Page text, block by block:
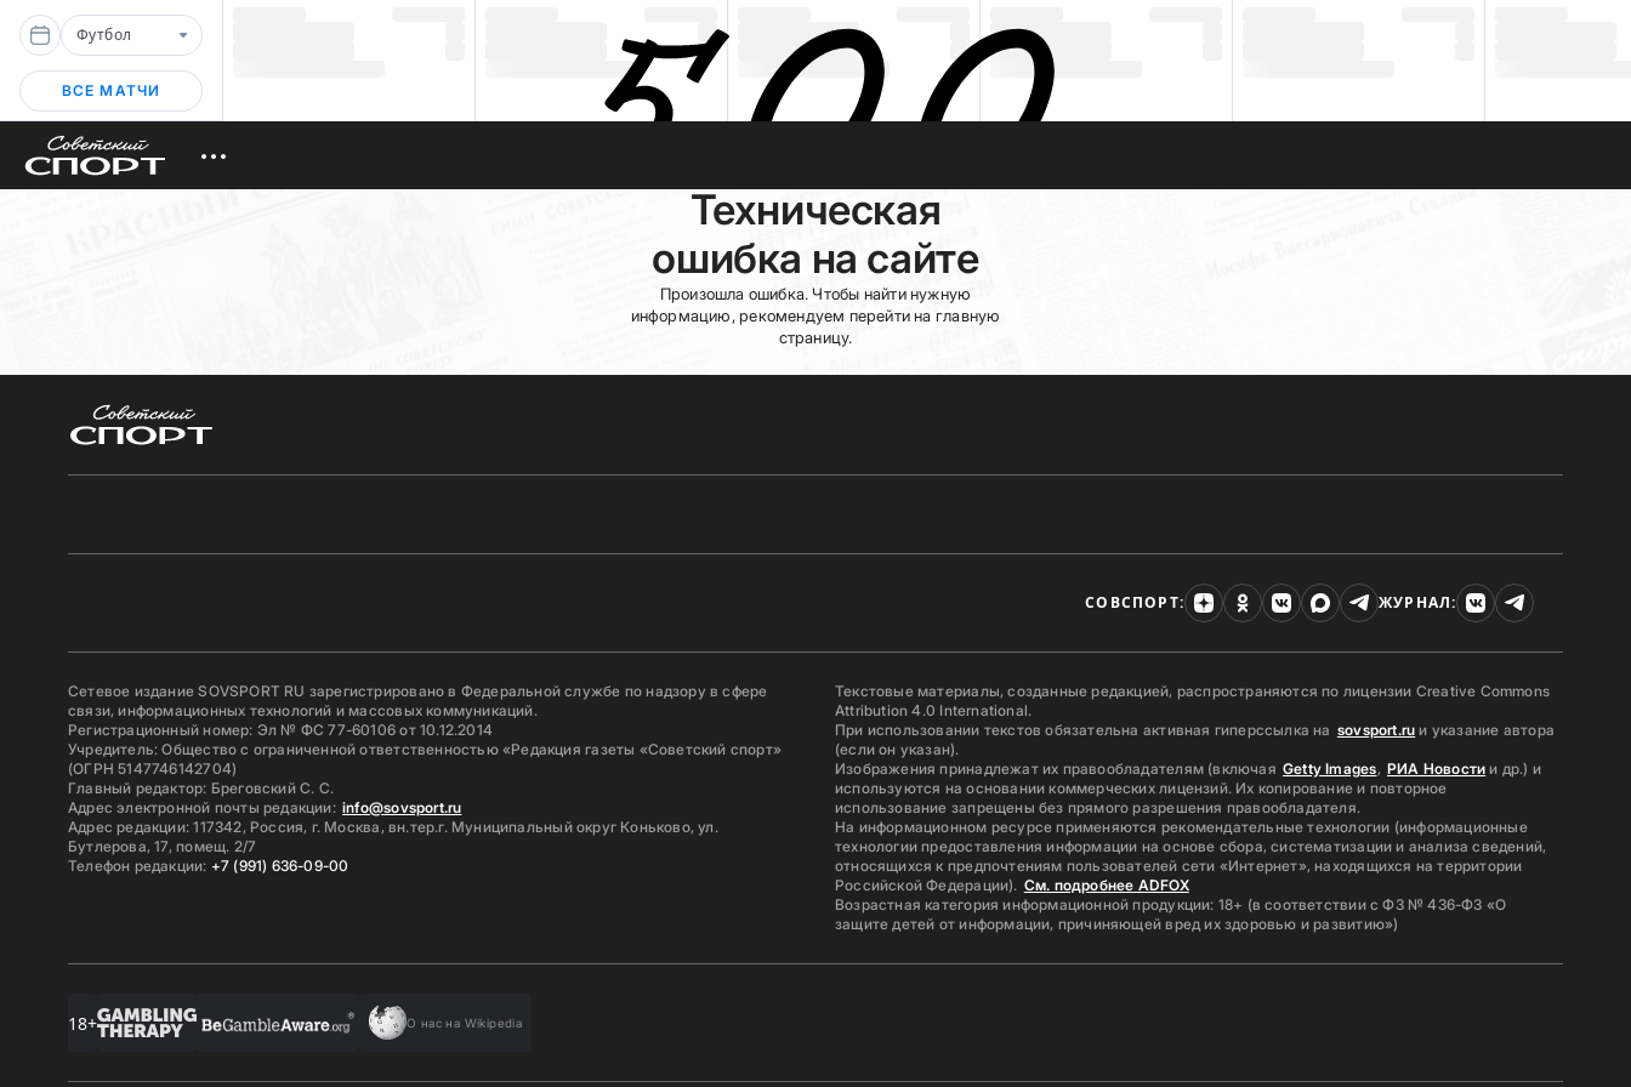
Футбол
ВСЕ МАТЧИ
Техническая
ошибка на сайте
Произошла ошибка. Чтобы найти нужную
информацию, рекомендуем перейти на главную
страницу.
СОВСПОРТ: ЖУРНАЛ:
Сетевое издание SOVSPORT RU зарегистрировано в Федеральной службе по надзору в сфере
связи, информационных технологий и массовых коммуникаций.
Регистрационный номер: Эл № ФС 77-60106 от 10.12.2014
Учредитель: Общество с ограниченной ответственностью «Редакция газеты «Советский спорт»
(ОГРН 5147746142704)
Главный редактор: Бреговский С. С.
Адрес электронной почты редакции: info@sovsport.ru
Адрес редакции: 117342, Россия, г. Москва, вн.тер.г. Муниципальный округ Коньково, ул.
Бутлерова, 17, помещ. 2/7
Телефон редакции: +7 (991) 636-09-00
Текстовые материалы, созданные редакцией, распространяются по лицензии Creative Commons
Attribution 4.0 International.
При использовании текстов обязательна активная гиперссылка на sovsport.ru и указание автора
(если он указан).
Изображения принадлежат их правообладателям (включая Getty Images, РИА Новости и др.) и
используются на основании коммерческих лицензий. Их копирование и повторное
использование запрещены без прямого разрешения правообладателя.
На информационном ресурсе применяются рекомендательные технологии (информационные
технологии предоставления информации на основе сбора, систематизации и анализа сведений,
относящихся к предпочтениям пользователей сети «Интернет», находящихся на территории
Российской Федерации). См. подробнее ADFOX
Возрастная категория информационной продукции: 18+ (в соответствии с ФЗ № 436-ФЗ «О
защите детей от информации, причиняющей вред их здоровью и развитию»)
18+ О нас на Wikipedia